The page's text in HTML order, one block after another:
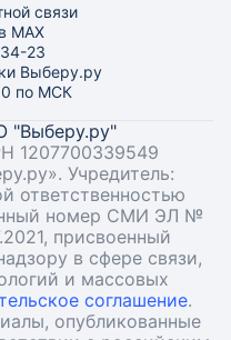
связи
MAX
23
Выберу.ру
по МСК
"Выберу.ру"
1207700339549
Учредитель:
ответственностью
номер СМИ ЭЛ №
присвоенный
в сфере связи,
и массовых
соглашение.
опубликованные